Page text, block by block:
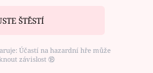
ŠTĚSTÍ
Účastí na hazardní hře může
závislost ⑱